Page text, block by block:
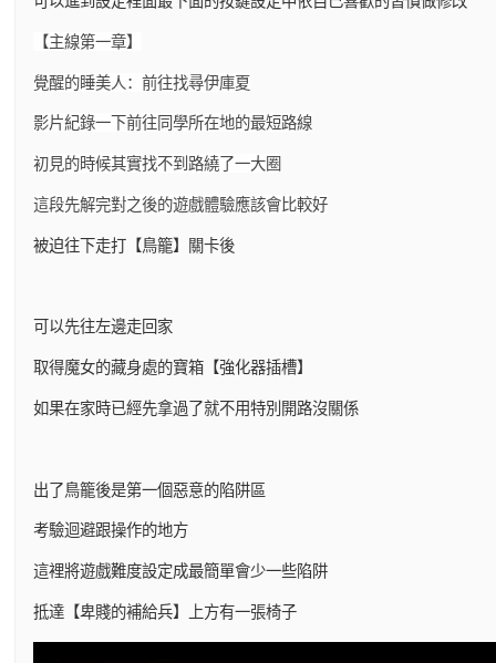
【主線第一章】
覺醒的睡美人：前往找尋伊庫夏
影片紀錄一下前往同學所在地的最短路線
初見的時候其實找不到路繞了一大圈
這段先解完對之後的遊戲體驗應該會比較好
被迫往下走打【鳥籠】關卡後
可以先往左邊走回家
取得魔女的藏身處的寶箱【強化器插槽】
如果在家時已經先拿過了就不用特別開路沒關係
出了鳥籠後是第一個惡意的陷阱區
考驗迴避跟操作的地方
這裡將遊戲難度設定成最簡單會少一些陷阱
抵達【卑賤的補給兵】上方有一張椅子